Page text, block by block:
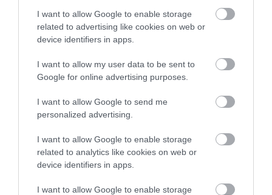
I want to allow Google to enable storage
related to advertising like cookies on web or
device identifiers in apps.
I want to allow my user data to be sent to
Google for online advertising purposes.
I want to allow Google to send me
personalized advertising.
I want to allow Google to enable storage
related to analytics like cookies on web or
device identifiers in apps.
I want to allow Google to enable storage
ORBÁN EGYKORI VÍZÜGYI ÁLLAMTITKÁRA
IS ELLENTMONDOTT A VOL...
2026. augusztus 09|Mindenki ügye
A GYAKORNOKI MUNKA: LEHETŐSÉGEK ÉS
2026. augusztus 09 Promóció
35 PERCES TANÓRÁK ÉS KEVESEBB HÁZI
FELADAT JÖHET AZ ALSÓ ...